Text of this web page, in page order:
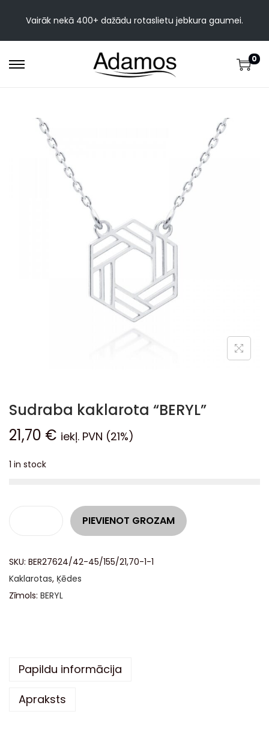
Vairāk nekā 400+ dažādu rotaslietu jebkura gaumei.
0
Sudraba kaklarota “BERYL”
21,70 € iekļ. PVN (21%)
1 in stock
PIEVIENOT GROZAM
SKU: BER27624/42-45/155/21,70-1-1
Kaklarotas, Ķēdes
Zīmols: BERYL
Papildu informācija
Apraksts